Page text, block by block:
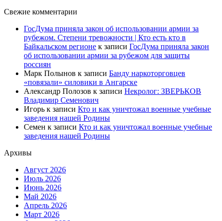
Свежие комментарии
ГосДума приняла закон об использовании армии за
рубежом. Степени тревожности | Кто есть кто в
Байкальском регионе к записи ГосДума приняла закон
об использовании армии за рубежом для защиты
россиян
Марк Полынов к записи Банду наркоторговцев
«повязали» силовики в Ангарске
Александр Полозов к записи Некролог: ЗВЕРЬКОВ
Владимир Семенович
Игорь к записи Кто и как уничтожал военные учебные
заведения нашей Родины
Семен к записи Кто и как уничтожал военные учебные
заведения нашей Родины
Архивы
Август 2026
Июль 2026
Июнь 2026
Май 2026
Апрель 2026
Март 2026